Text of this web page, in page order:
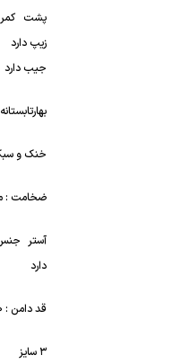
پشت
زیپ دارد
جیب دارد
بهارتابستانه
خنک و
ضخامت :
دارد
قد دامن : 90
۳ سایز